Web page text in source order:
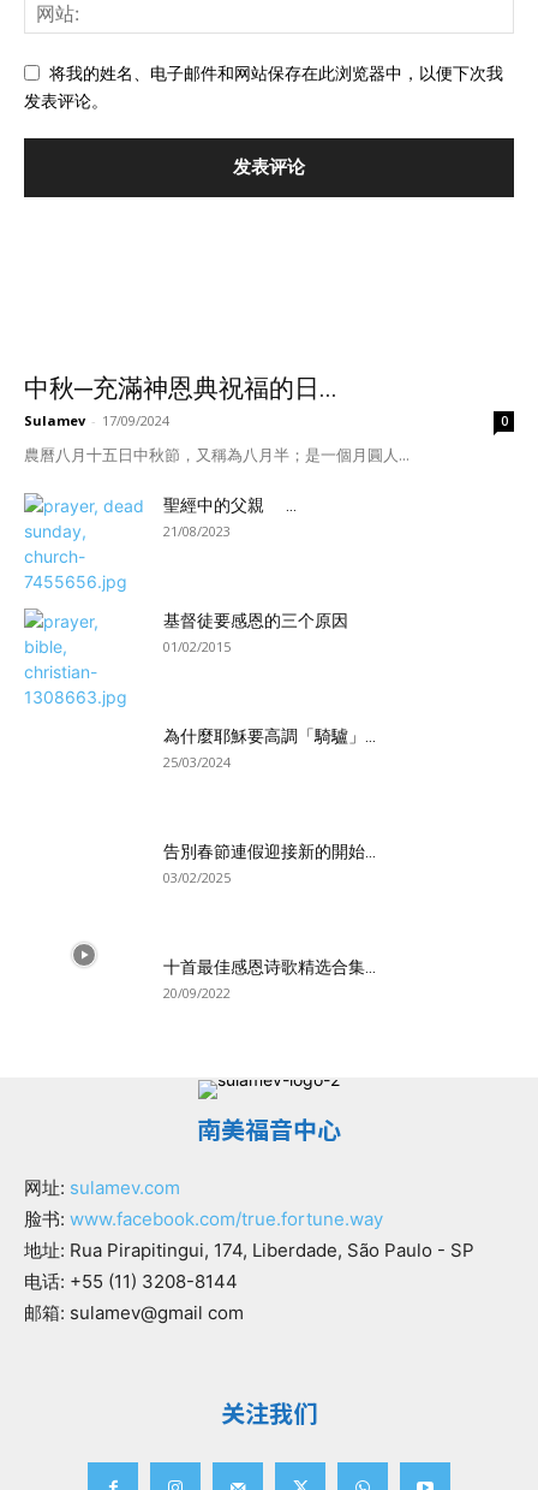
将我的姓名、电子邮件和网站保存在此浏览器中，以便下次我
发表评论。
中秋─充滿神恩典祝福的日...
Sulamev - 17/09/2024 0
農曆八月十五日中秋節，又稱為八月半；是一個月圓人...
聖經中的父親 ...
21/08/2023
基督徒要感恩的三个原因
01/02/2015
為什麼耶穌要高調「騎驢」...
25/03/2024
告別春節連假迎接新的開始...
03/02/2025
十首最佳感恩诗歌精选合集...
20/09/2022
南美福音中心
网址: sulamev.com
脸书: www.facebook.com/true.fortune.way
地址: Rua Pirapitingui, 174, Liberdade, São Paulo - SP
电话: +55 (11) 3208-8144
邮箱: sulamev@gmail com
关注我们